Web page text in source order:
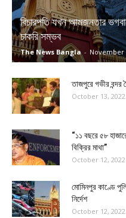
বিচারপতি যখন আমজনতার
চাকরি সম্ভব
The News Bangla - November
তাজপুরে গভীর
October 13, 2022
“১১ বছরে ৫৮
বিক্রির মাথা”
October 12, 2022
মোমিনপুর কাণ্ডে
নির্দেশ
October 12, 2022